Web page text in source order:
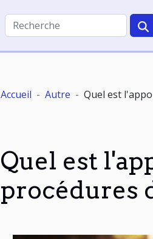
Accueil Autre Quel est
Quel est
procédures